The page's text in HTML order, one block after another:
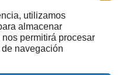
utilizamos
almacenar
permitirá procesar
navegación